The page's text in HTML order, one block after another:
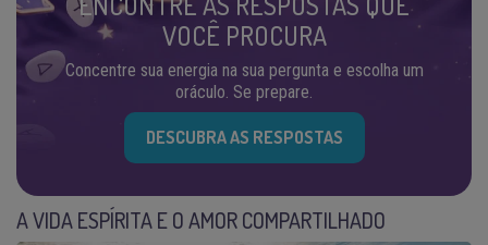
VOCÊ PROCURA
Concentre sua energia na sua pergunta e escolha um
oráculo. Se prepare.
DESCUBRA AS RESPOSTAS
A VIDA ESPÍRITA E O AMOR COMPARTILHADO